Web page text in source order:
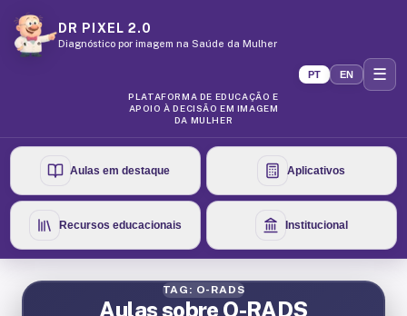
DR PIXEL 2.0
Diagnóstico por imagem na Saúde da Mulher
PLATAFORMA DE EDUCAÇÃO E
APOIO À DECISÃO EM IMAGEM
DA MULHER
PT EN ☰
Aulas em destaque Aplicativos
Recursos educacionais Institucional
TAG: O-RADS
Aulas sobre O-RADS